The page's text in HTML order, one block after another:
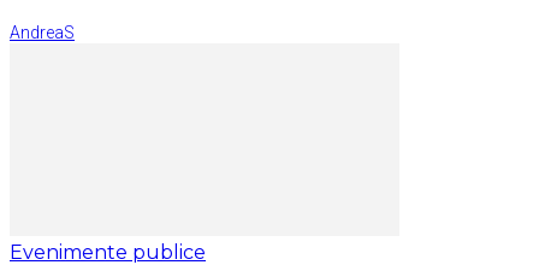
AndreaS
Evenimente publice